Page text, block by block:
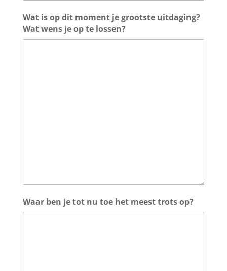
Wat is op dit moment je grootste uitdaging?
Wat wens je op te lossen?
Waar ben je tot nu toe het meest trots op?